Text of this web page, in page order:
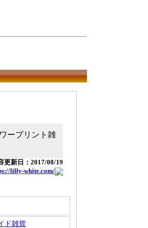
ープリント雑
更新日：2017/08/19
lilly-white.com/
ド雑貨